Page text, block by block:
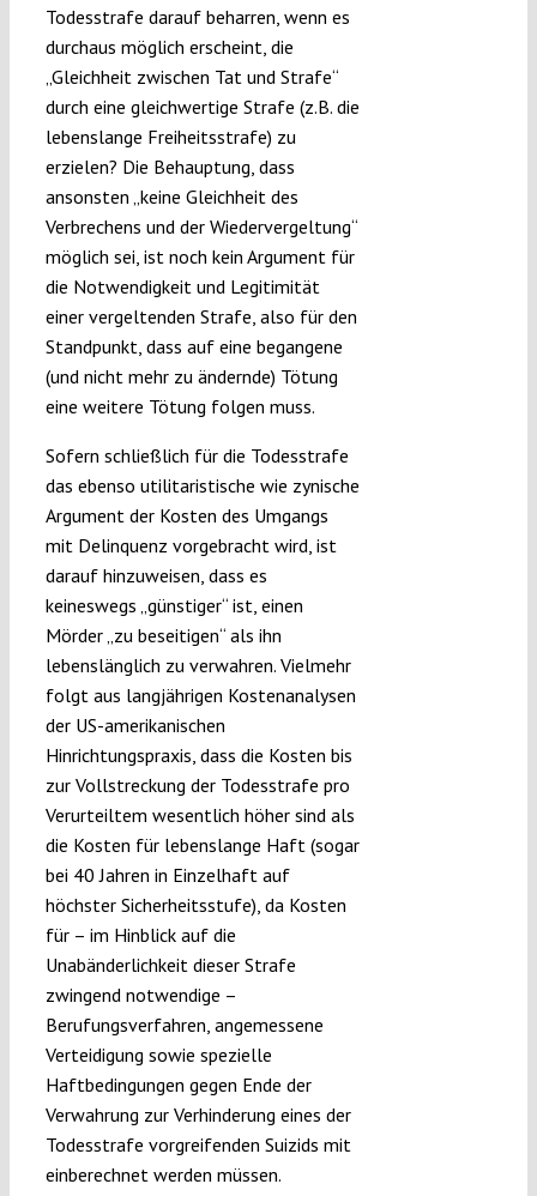
Todesstrafe darauf beharren, wenn es
durchaus möglich erscheint, die
„Gleichheit zwischen Tat und Strafe“
durch eine gleichwertige Strafe (z.B. die
lebenslange Freiheitsstrafe) zu
erzielen? Die Behauptung, dass
ansonsten „keine Gleichheit des
Verbrechens und der Wiedervergeltung“
möglich sei, ist noch kein Argument für
die Notwendigkeit und Legitimität
einer vergeltenden Strafe, also für den
Standpunkt, dass auf eine begangene
(und nicht mehr zu ändernde) Tötung
eine weitere Tötung folgen muss.
Sofern schließlich für die Todesstrafe
das ebenso utilitaristische wie zynische
Argument der Kosten des Umgangs
mit Delinquenz vorgebracht wird, ist
darauf hinzuweisen, dass es
keineswegs „günstiger“ ist, einen
Mörder „zu beseitigen“ als ihn
lebenslänglich zu verwahren. Vielmehr
folgt aus langjährigen Kostenanalysen
der US-amerikanischen
Hinrichtungspraxis, dass die Kosten bis
zur Vollstreckung der Todesstrafe pro
Verurteiltem wesentlich höher sind als
die Kosten für lebenslange Haft (sogar
bei 40 Jahren in Einzelhaft auf
höchster Sicherheitsstufe), da Kosten
für – im Hinblick auf die
Unabänderlichkeit dieser Strafe
zwingend notwendige –
Berufungsverfahren, angemessene
Verteidigung sowie spezielle
Haftbedingungen gegen Ende der
Verwahrung zur Verhinderung eines der
Todesstrafe vorgreifenden Suizids mit
einberechnet werden müssen.